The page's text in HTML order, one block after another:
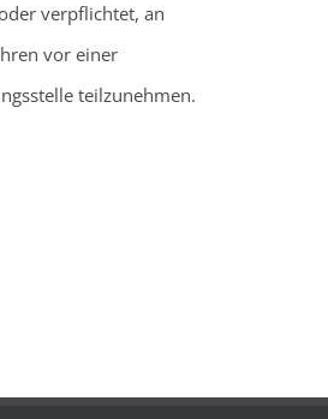
verpflichtet, an
vor einer
teilzunehmen.